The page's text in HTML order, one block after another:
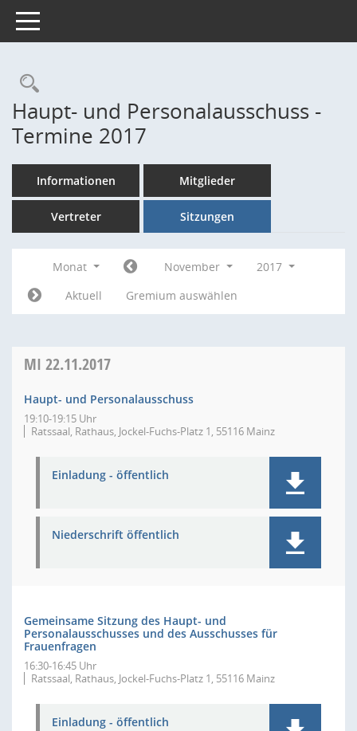
Toggle navigation
Rechercheauswahl
Haupt- und Personalausschuss -
Termine 2017
Informationen Mitglieder
Vertreter Sitzungen
Monat November
2017
Aktuell
Gremium auswählen
MI 22.11.2017
Haupt- und Personalausschuss
19:10-19:15 Uhr
Ratssaal, Rathaus, Jockel-Fuchs-Platz 1, 55116 Mainz
Einladung - öffentlich
Niederschrift öffentlich
Gemeinsame Sitzung des Haupt- und
Personalausschusses und des Ausschusses für
Frauenfragen
16:30-16:45 Uhr
Ratssaal, Rathaus, Jockel-Fuchs-Platz 1, 55116 Mainz
Einladung - öffentlich